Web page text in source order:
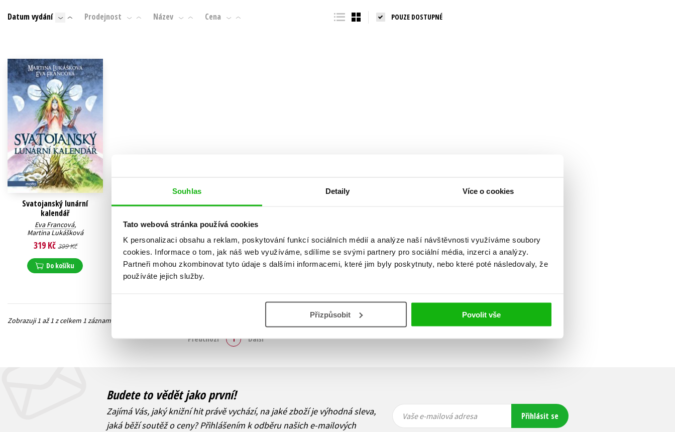
Souhlas Detaily Více o cookies
Tato webová stránka používá cookies
K personalizaci obsahu a reklam, poskytování funkcí sociálních médií a analýze naší návštěvnosti využíváme soubory
cookies. Informace o tom, jak náš web využíváme, sdílíme se svými partnery pro sociální média, inzerci a analýzy.
Partneři mohou zkombinovat tyto údaje s dalšími informacemi, které jim byly poskytnuty, nebo které poté následovaly, že
používáte jejich služby.
Přizpůsobit Povolit vše
Beletrie pro děti
Byznys a ekonomie
Jazyky
Populárně - naučné pro děti
Young adult (SK)
Datum vydání Prodejnost Název Cena POUZE DOSTUPNÉ
Svatojanský lunární
kalendář
Eva Francová,
Martina Lukášková
319 Kč 399 Kč
Do košíku
Zobrazuji 1 až 1 z celkem 1 záznamů
Předchozí 1 Další
Budete to vědět jako první!
Zajímá Vás, jaký knižní hit právě vychází, na jaké zboží je výhodná sleva,
jaká běží soutěž o ceny? Přihlášením k odběru našich e-mailových
Vaše e-
mailová
Vaše e-
mailová
Vaše e-mailová adresa Přihlásit se